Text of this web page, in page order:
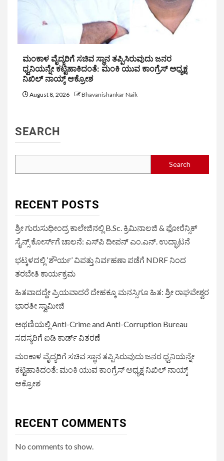
ಮಂಕಾಳ ವೈದ್ಯರಿಗೆ ಸಚಿವ ಸ್ಥಾನ ತಪ್ಪಿಸಿರುವುದು ಜನರ
ಧ್ವನಿಯನ್ನೇ ಕಟ್ಟಿಹಾಕಿದಂತೆ: ಮಂಕಿ ಯುವ ಕಾಂಗ್ರೆಸ್ ಅಧ್ಯಕ್ಷ
ನಿಖಿಲ್ ನಾಯ್ಕ್ ಆಕ್ರೋಶ
August 8, 2026 Bhavanishankar Naik
SEARCH
Search
RECENT POSTS
ಶ್ರೀ ಗುರುಸುಧೀಂದ್ರ ಕಾಲೇಜಿನಲ್ಲಿ B.Sc. ಕ್ರಿಮಿನಾಲಜಿ & ಫೋರೆನ್ಸಿಕ್
ಸೈನ್ಸ್ ಕೋರ್ಸ್‌ಗೆ ಚಾಲನೆ: ಎಸ್‌ಪಿ ದೀಪನ್ ಎಂ.ಎನ್. ಉದ್ಘಾಟನೆ
ಭಟ್ಕಳದಲ್ಲಿ ‘ಶೌರ್ಯ’ ವಿಪತ್ತು ನಿರ್ವಹಣಾ ಪಡೆಗೆ NDRF ನಿಂದ
ತರಬೇತಿ ಕಾರ್ಯಕ್ರಮ
ಹಿತವಾದದ್ದೇ ಪ್ರಿಯವಾದರೆ ದೇಹಕ್ಕೂ ಮನಸ್ಸಿಗೂ ಹಿತ: ಶ್ರೀ ರಾಘವೇಶ್ವರ
ಭಾರತೀ ಸ್ವಾಮೀಜಿ
ಅಥಣಿಯಲ್ಲಿ Anti-Crime and Anti-Corruption Bureau
ಸದಸ್ಯರಿಗೆ ಐಡಿ ಕಾರ್ಡ್ ವಿತರಣೆ
ಮಂಕಾಳ ವೈದ್ಯರಿಗೆ ಸಚಿವ ಸ್ಥಾನ ತಪ್ಪಿಸಿರುವುದು ಜನರ ಧ್ವನಿಯನ್ನೇ
ಕಟ್ಟಿಹಾಕಿದಂತೆ: ಮಂಕಿ ಯುವ ಕಾಂಗ್ರೆಸ್ ಅಧ್ಯಕ್ಷ ನಿಖಿಲ್ ನಾಯ್ಕ್
ಆಕ್ರೋಶ
RECENT COMMENTS
No comments to show.